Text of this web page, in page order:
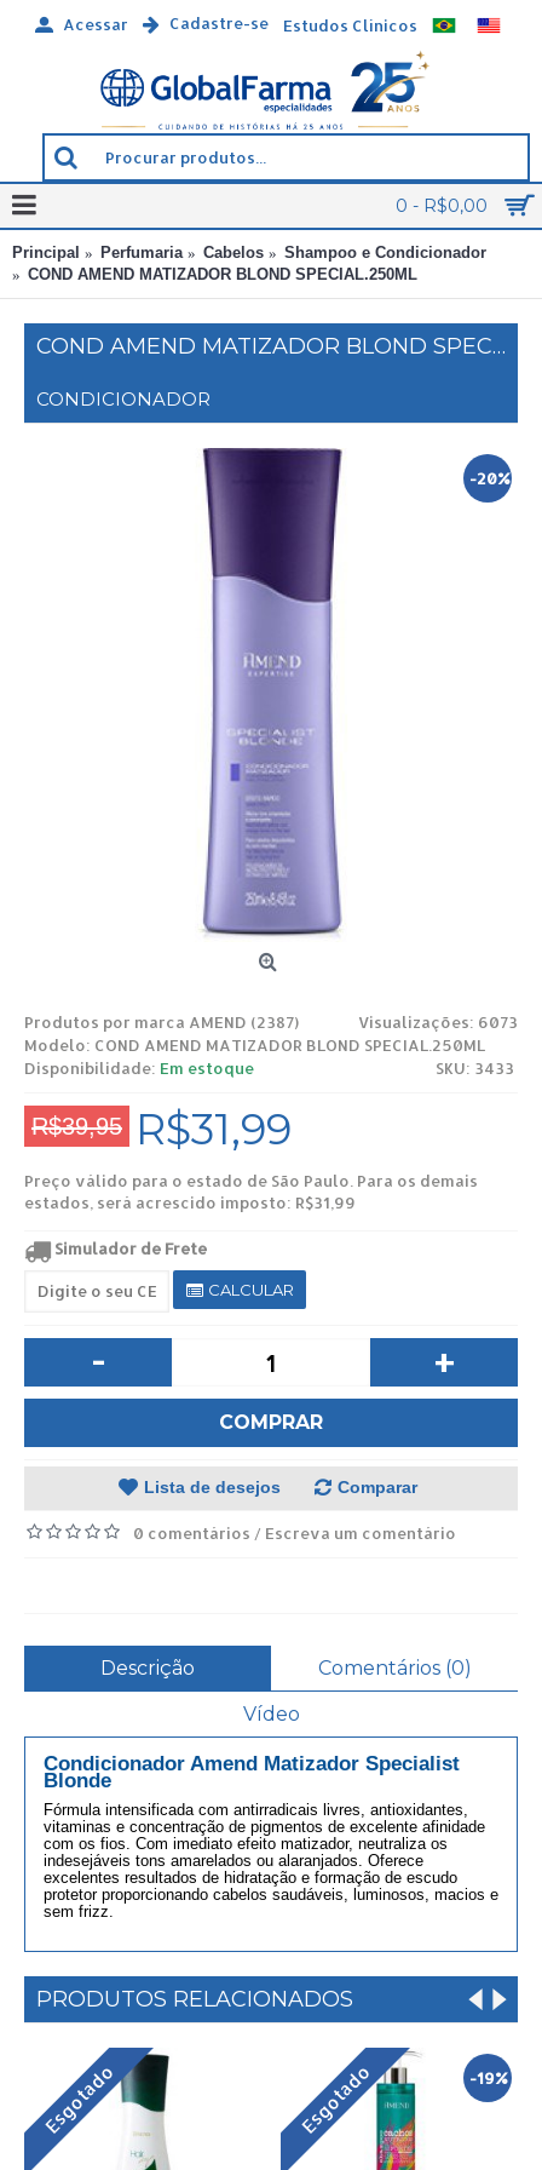
Acessar Cadastre-se Estudos Clínicos
0 - R$0,00
Principal Perfumaria Cabelos
Shampoo e Condicionador
COND AMEND MATIZADOR BLOND SPECIAL.250ML
COND AMEND MATIZADOR BLOND SPECIAL.250ML
CONDICIONADOR
-20%
Visualizações: 6073
Produtos por marca AMEND (2387)
Modelo: COND AMEND MATIZADOR BLOND SPECIAL.250ML
SKU: 3433
Disponibilidade: Em estoque
R$39,95 R$31,99
Preço válido para o estado de São Paulo. Para os demais
estados, será acrescido imposto: R$31,99
Simulador de Frete
CALCULAR
- +
COMPRAR
Lista de desejos Comparar
0 comentários / Escreva um comentário
Descrição
Comentários (0)
Vídeo
Condicionador Amend Matizador Specialist
Blonde
Fórmula intensificada com antirradicais livres, antioxidantes,
vitaminas e concentração de pigmentos de excelente afinidade
com os fios. Com imediato efeito matizador, neutraliza os
indesejáveis tons amarelados ou alaranjados. Oferece
excelentes resultados de hidratação e formação de escudo
protetor proporcionando cabelos saudáveis, luminosos, macios e
sem frizz.
PRODUTOS RELACIONADOS
Esgotado -19%
Esgotado